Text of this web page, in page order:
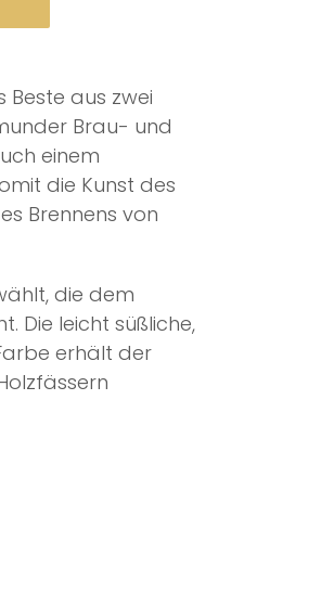
Beste aus zwei
Brau- und
einem
die Kunst des
Brennens von
die dem
Die leicht süßliche,
erhält der